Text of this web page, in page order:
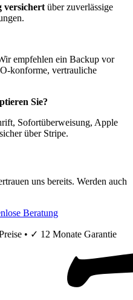
versichert über zuverlässige
empfehlen ein Backup vor
konforme, vertrauliche
Sie?
Sofortüberweisung, Apple
über Stripe.
uns bereits. Werden auch
Beratung
• ✓ 12 Monate Garantie